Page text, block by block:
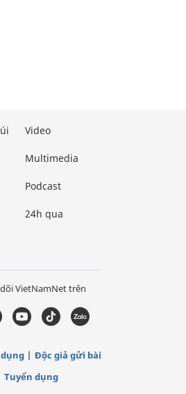
Video
Multimedia
Podcast
24h qua
VietNamNet trên
Độc giả gửi bài
Tuyển dụng